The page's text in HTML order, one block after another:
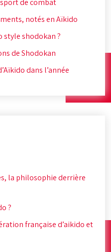
de combat
notés en Aïkido
style shodokan ?
de Shodokan
dans l’année
la philosophie derrière
?
française d’aikido et